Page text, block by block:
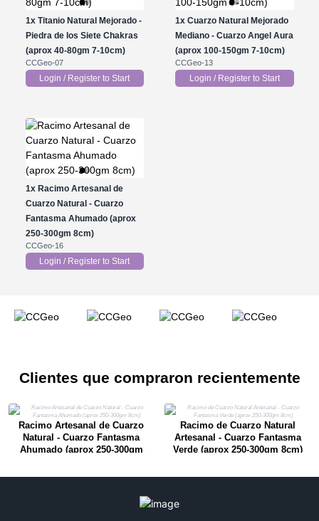
1xTitanio Natural Mejorado -
Piedra de los Siete Chakras
(aprox 40-80gm 7-10cm)
CCGeo-07
Login / Register to Start
1x Cuarzo Natural Mejorado
Mediano - Cuarzo Angel Aura
(aprox 100-150gm 7-10cm)
CCGeo-13
Login / Register to Start
1xRacimo Artesanal de
Cuarzo Natural - Cuarzo
Fantasma Ahumado (aprox
250-300gm 8cm)
CCGeo-16
Login / Register to Start
Clientes que compraron recientemente
Racimo Artesanal de Cuarzo
Natural - Cuarzo Fantasma
Ahumado (aprox 250-300gm
Racimo de Cuarzo Natural
Artesanal - Cuarzo Fantasma
Verde (aprox 250-300gm 8cm)